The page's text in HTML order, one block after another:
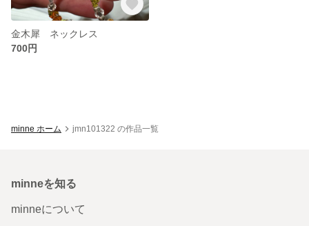
金木犀 ネックレス
700円
minne ホーム jmn101322 の作品一覧
minneを知る
minneについて